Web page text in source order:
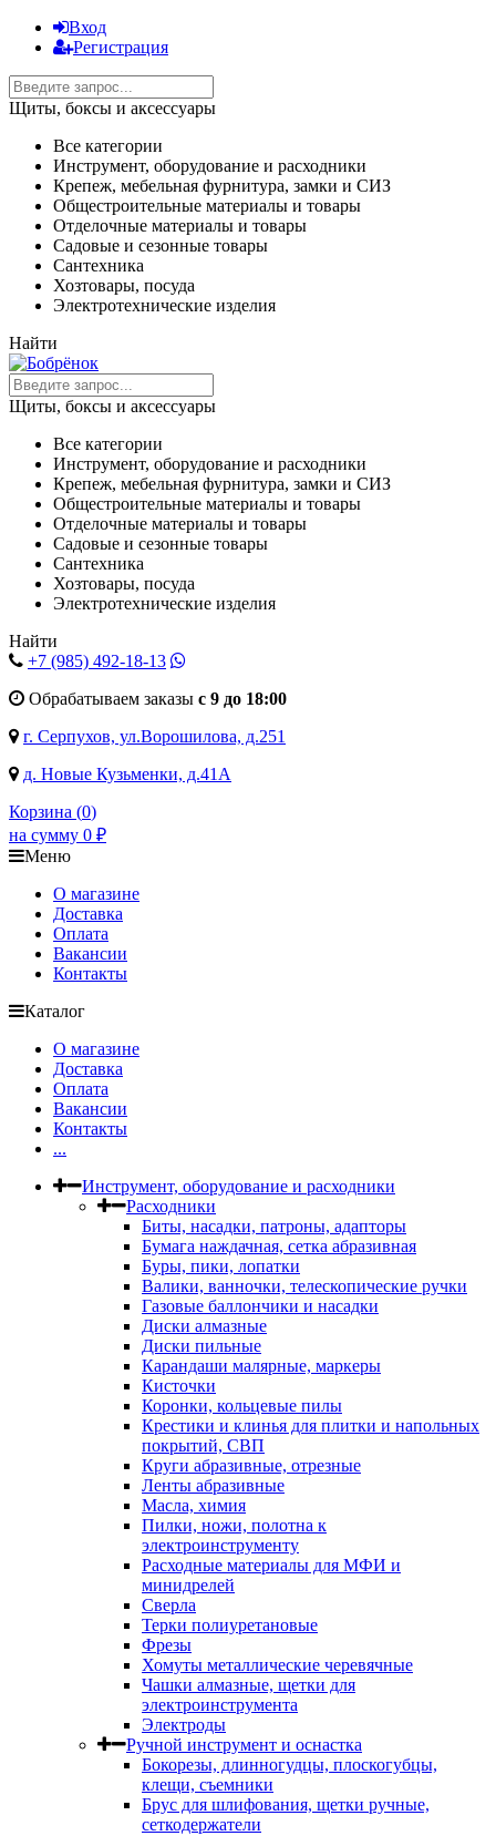
Вход
Регистрация
Щиты, боксы и аксессуары
Все категории
Инструмент, оборудование и расходники
Крепеж, мебельная фурнитура, замки и СИЗ
Общестроительные материалы и товары
Отделочные материалы и товары
Садовые и сезонные товары
Сантехника
Хозтовары, посуда
Электротехнические изделия
Найти
Щиты, боксы и аксессуары
Все категории
Инструмент, оборудование и расходники
Крепеж, мебельная фурнитура, замки и СИЗ
Общестроительные материалы и товары
Отделочные материалы и товары
Садовые и сезонные товары
Сантехника
Хозтовары, посуда
Электротехнические изделия
Найти
+7 (985) 492-18-13
Обрабатываем заказы с 9 до 18:00
г. Серпухов, ул.Ворошилова, д.251
д. Новые Кузьменки, д.41А
Корзина (0)
на сумму 0 ₽
Меню
О магазине
Доставка
Оплата
Вакансии
Контакты
Каталог
О магазине
Доставка
Оплата
Вакансии
Контакты
...
Инструмент, оборудование и расходники
Расходники
Биты, насадки, патроны, адапторы
Бумага наждачная, сетка абразивная
Буры, пики, лопатки
Валики, ванночки, телескопические ручки
Газовые баллончики и насадки
Диски алмазные
Диски пильные
Карандаши малярные, маркеры
Кисточки
Коронки, кольцевые пилы
Крестики и клинья для плитки и напольных
покрытий, СВП
Круги абразивные, отрезные
Ленты абразивные
Масла, химия
Пилки, ножи, полотна к
электроинструменту
Расходные материалы для МФИ и
минидрелей
Сверла
Терки полиуретановые
Фрезы
Хомуты металлические черевячные
Чашки алмазные, щетки для
электроинструмента
Электроды
Ручной инструмент и оснастка
Бокорезы, длинногудцы, плоскогубцы,
клещи, съемники
Брус для шлифования, щетки ручные,
сеткодержатели